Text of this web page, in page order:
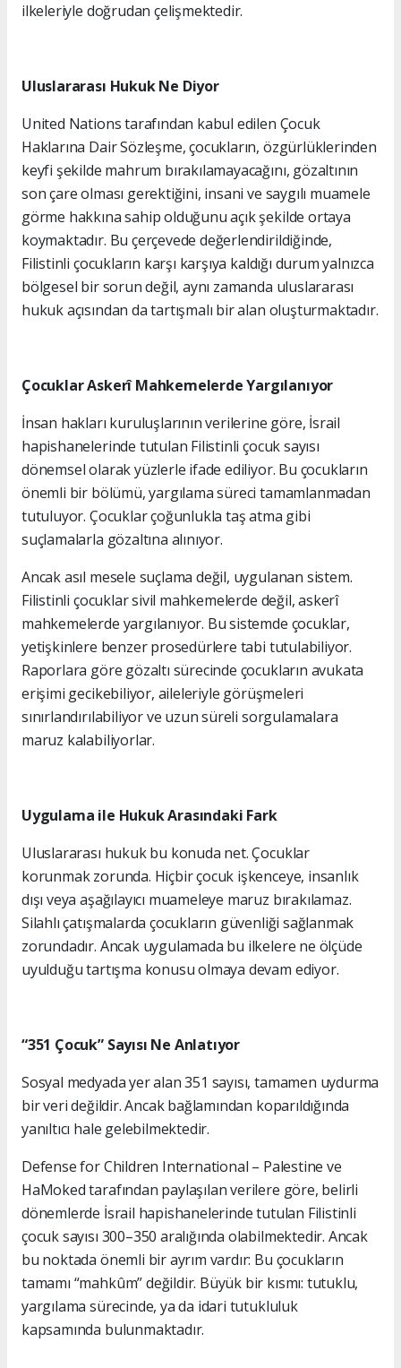
ilkeleriyle doğrudan çelişmektedir.
Uluslararası Hukuk Ne Diyor
United Nations tarafından kabul edilen Çocuk
Haklarına Dair Sözleşme, çocukların, özgürlüklerinden
keyfi şekilde mahrum bırakılamayacağını, gözaltının
son çare olması gerektiğini, insani ve saygılı muamele
görme hakkına sahip olduğunu açık şekilde ortaya
koymaktadır. Bu çerçevede değerlendirildiğinde,
Filistinli çocukların karşı karşıya kaldığı durum yalnızca
bölgesel bir sorun değil, aynı zamanda uluslararası
hukuk açısından da tartışmalı bir alan oluşturmaktadır.
Çocuklar Askerî Mahkemelerde Yargılanıyor
İnsan hakları kuruluşlarının verilerine göre, İsrail
hapishanelerinde tutulan Filistinli çocuk sayısı
dönemsel olarak yüzlerle ifade ediliyor. Bu çocukların
önemli bir bölümü, yargılama süreci tamamlanmadan
tutuluyor. Çocuklar çoğunlukla taş atma gibi
suçlamalarla gözaltına alınıyor.
Ancak asıl mesele suçlama değil, uygulanan sistem.
Filistinli çocuklar sivil mahkemelerde değil, askerî
mahkemelerde yargılanıyor. Bu sistemde çocuklar,
yetişkinlere benzer prosedürlere tabi tutulabiliyor.
Raporlara göre gözaltı sürecinde çocukların avukata
erişimi gecikebiliyor, aileleriyle görüşmeleri
sınırlandırılabiliyor ve uzun süreli sorgulamalara
maruz kalabiliyorlar.
Uygulama ile Hukuk Arasındaki Fark
Uluslararası hukuk bu konuda net. Çocuklar
korunmak zorunda. Hiçbir çocuk işkenceye, insanlık
dışı veya aşağılayıcı muameleye maruz bırakılamaz.
Silahlı çatışmalarda çocukların güvenliği sağlanmak
zorundadır. Ancak uygulamada bu ilkelere ne ölçüde
uyulduğu tartışma konusu olmaya devam ediyor.
“351 Çocuk” Sayısı Ne Anlatıyor
Sosyal medyada yer alan 351 sayısı, tamamen uydurma
bir veri değildir. Ancak bağlamından koparıldığında
yanıltıcı hale gelebilmektedir.
Defense for Children International – Palestine ve
HaMoked tarafından paylaşılan verilere göre, belirli
dönemlerde İsrail hapishanelerinde tutulan Filistinli
çocuk sayısı 300–350 aralığında olabilmektedir. Ancak
bu noktada önemli bir ayrım vardır: Bu çocukların
tamamı “mahkûm” değildir. Büyük bir kısmı: tutuklu,
yargılama sürecinde, ya da idari tutukluluk
kapsamında bulunmaktadır.